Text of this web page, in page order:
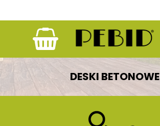
DESKI BETONOWE